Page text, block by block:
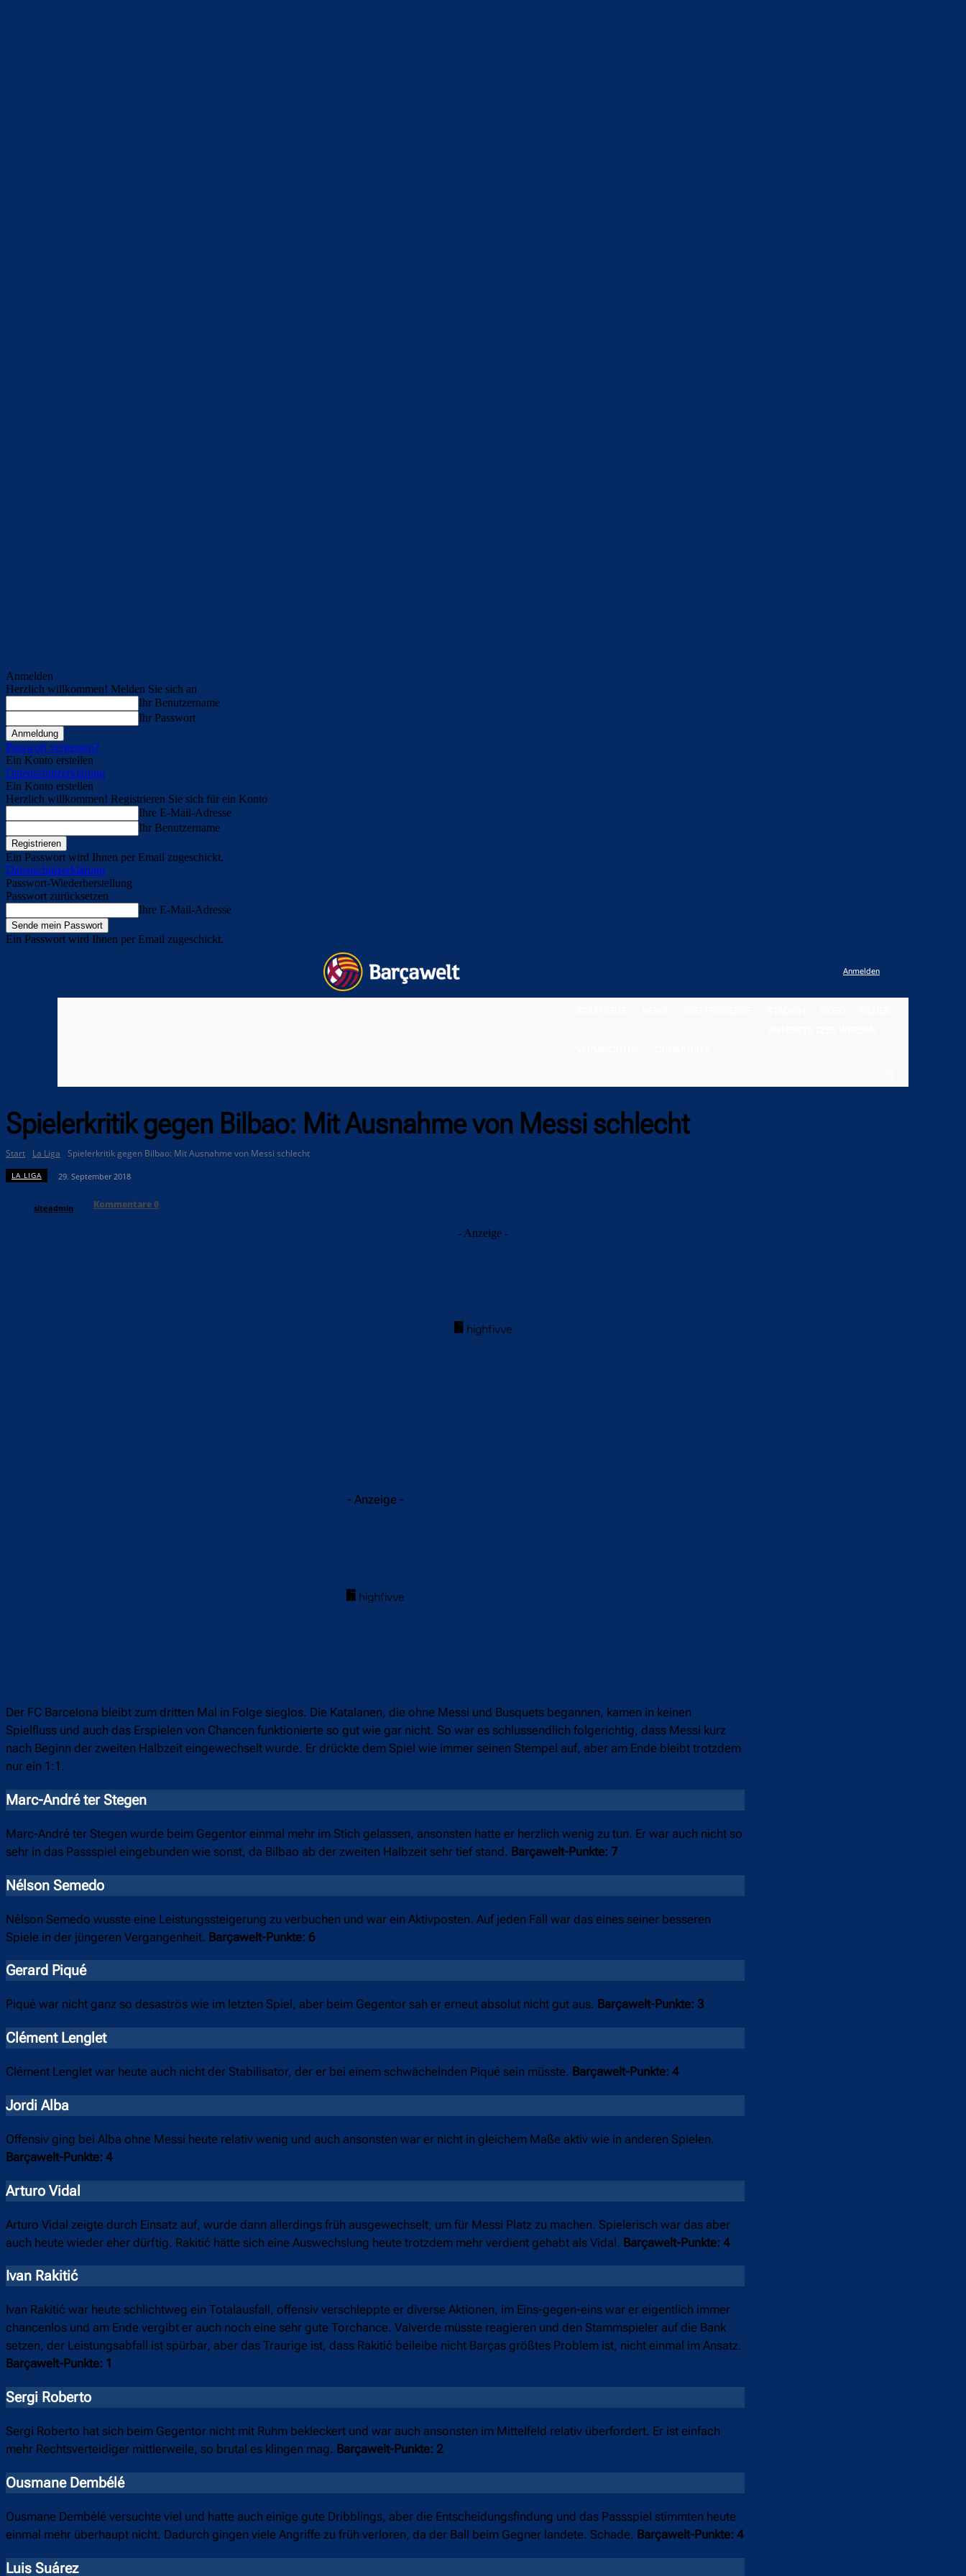
Anmelden
Herzlich willkommen! Melden Sie sich an
Ihr Benutzername
Ihr Passwort
Passwort vergessen?
Ein Konto erstellen
Datenschutzerklärung
Ein Konto erstellen
Herzlich willkommen! Registrieren Sie sich für ein Konto
Ihre E-Mail-Adresse
Ihr Benutzername
Ein Passwort wird Ihnen per Email zugeschickt.
Datenschutzerklärung
Passwort-Wiederherstellung
Passwort zurücksetzen
Ihre E-Mail-Adresse
Ein Passwort wird Ihnen per Email zugeschickt.
Anmelden
Spielerkritik gegen Bilbao: Mit Ausnahme von Messi schlecht
Start La Liga Spielerkritik gegen Bilbao: Mit Ausnahme von Messi schlecht
LA LIGA 29. September 2018
siteadmin Kommentare0
- Anzeige -
- Anzeige -
Der FC Barcelona bleibt zum dritten Mal in Folge sieglos. Die Katalanen, die ohne Messi und Busquets begannen, kamen in keinen
Spielfluss und auch das Erspielen von Chancen funktionierte so gut wie gar nicht. So war es schlussendlich folgerichtig, dass Messi kurz
nach Beginn der zweiten Halbzeit eingewechselt wurde. Er drückte dem Spiel wie immer seinen Stempel auf, aber am Ende bleibt trotzdem
nur ein 1:1.
Marc-André ter Stegen
Marc-André ter Stegen wurde beim Gegentor einmal mehr im Stich gelassen, ansonsten hatte er herzlich wenig zu tun. Er war auch nicht so
sehr in das Passspiel eingebunden wie sonst, da Bilbao ab der zweiten Halbzeit sehr tief stand. Barçawelt-Punkte: 7
Nélson Semedo
Nélson Semedo wusste eine Leistungssteigerung zu verbuchen und war ein Aktivposten. Auf jeden Fall war das eines seiner besseren
Spiele in der jüngeren Vergangenheit. Barçawelt-Punkte: 6
Gerard Piqué
Piqué war nicht ganz so desaströs wie im letzten Spiel, aber beim Gegentor sah er erneut absolut nicht gut aus. Barçawelt-Punkte: 3
Clément Lenglet
Clément Lenglet war heute auch nicht der Stabilisator, der er bei einem schwächelnden Piqué sein müsste. Barçawelt-Punkte: 4
Jordi Alba
Offensiv ging bei Alba ohne Messi heute relativ wenig und auch ansonsten war er nicht in gleichem Maße aktiv wie in anderen Spielen.
Barçawelt-Punkte: 4
Arturo Vidal
Arturo Vidal zeigte durch Einsatz auf, wurde dann allerdings früh ausgewechselt, um für Messi Platz zu machen. Spielerisch war das aber
auch heute wieder eher dürftig. Rakitić hätte sich eine Auswechslung heute trotzdem mehr verdient gehabt als Vidal. Barçawelt-Punkte: 4
Ivan Rakitić
Ivan Rakitić war heute schlichtweg ein Totalausfall, offensiv verschleppte er diverse Aktionen, im Eins-gegen-eins war er eigentlich immer
chancenlos und am Ende vergibt er auch noch eine sehr gute Torchance. Valverde müsste reagieren und den Stammspieler auf die Bank
setzen, der Leistungsabfall ist spürbar, aber das Traurige ist, dass Rakitić beileibe nicht Barças größtes Problem ist, nicht einmal im Ansatz.
Barçawelt-Punkte: 1
Sergi Roberto
Sergi Roberto hat sich beim Gegentor nicht mit Ruhm bekleckert und war auch ansonsten im Mittelfeld relativ überfordert. Er ist einfach
mehr Rechtsverteidiger mittlerweile, so brutal es klingen mag. Barçawelt-Punkte: 2
Ousmane Dembélé
Ousmane Dembélé versuchte viel und hatte auch einige gute Dribblings, aber die Entscheidungsfindung und das Passspiel stimmten heute
einmal mehr überhaupt nicht. Dadurch gingen viele Angriffe zu früh verloren, da der Ball beim Gegner landete. Schade. Barçawelt-Punkte: 4
Luis Suárez